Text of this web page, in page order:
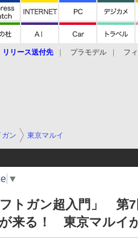
リリース送付先 プラモデル フ
ガン 東京マルイ
▼
フトガン超入門」 第
来る！ 東京マルイ